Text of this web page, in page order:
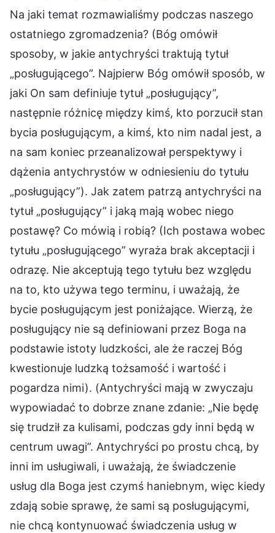
Na jaki temat rozmawialiśmy podczas naszego
ostatniego zgromadzenia? (Bóg omówił
sposoby, w jakie antychryści traktują tytuł
„posługującego”. Najpierw Bóg omówił sposób, w
jaki On sam definiuje tytuł „posługujący”,
następnie różnicę między kimś, kto porzucił stan
bycia posługującym, a kimś, kto nim nadal jest, a
na sam koniec przeanalizował perspektywy i
dążenia antychrystów w odniesieniu do tytułu
„posługujący”). Jak zatem patrzą antychryści na
tytuł „posługujący” i jaką mają wobec niego
postawę? Co mówią i robią? (Ich postawa wobec
tytułu „posługującego” wyraża brak akceptacji i
odrazę. Nie akceptują tego tytułu bez względu
na to, kto używa tego terminu, i uważają, że
bycie posługującym jest poniżające. Wierzą, że
posługujący nie są definiowani przez Boga na
podstawie istoty ludzkości, ale że raczej Bóg
kwestionuje ludzką tożsamość i wartość i
pogardza nimi). (Antychryści mają w zwyczaju
wypowiadać to dobrze znane zdanie: „Nie będę
się trudził za kulisami, podczas gdy inni będą w
centrum uwagi”. Antychryści po prostu chcą, by
inni im usługiwali, i uważają, że świadczenie
usług dla Boga jest czymś haniebnym, więc kiedy
zdają sobie sprawę, że sami są posługującymi,
nie chcą kontynuować świadczenia usług w